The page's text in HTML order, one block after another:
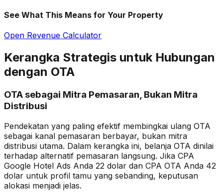
See What This Means for Your Property
Open Revenue Calculator
Kerangka Strategis untuk Hubungan
dengan OTA
OTA sebagai Mitra Pemasaran, Bukan Mitra
Distribusi
Pendekatan yang paling efektif membingkai ulang OTA
sebagai kanal pemasaran berbayar, bukan mitra
distribusi utama. Dalam kerangka ini, belanja OTA dinilai
terhadap alternatif pemasaran langsung. Jika CPA
Google Hotel Ads Anda 22 dolar dan CPA OTA Anda 42
dolar untuk profil tamu yang sebanding, keputusan
alokasi menjadi jelas.